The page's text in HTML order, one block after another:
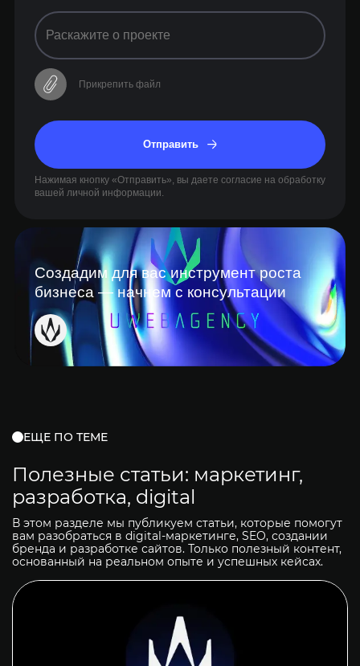
Создадим для вас инструмент роста
бизнеса — начнем с консультации
Прикрепить файл
Нажимая кнопку «Отправить», вы даете согласие на обработку
вашей личной информации.
Отправить
ЕЩЕ ПО ТЕМЕ
Полезные статьи: маркетинг,
разработка, digital
В этом разделе мы публикуем статьи, которые помогут
вам разобраться в digital-маркетинге, SEO, создании
бренда и разработке сайтов. Только полезный контент,
основанный на реальном опыте и успешных кейсах.